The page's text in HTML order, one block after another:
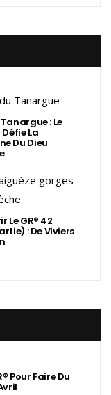
: Le
La
Du Dieu
Le GR® 42
: De Viviers
Pour Faire Du